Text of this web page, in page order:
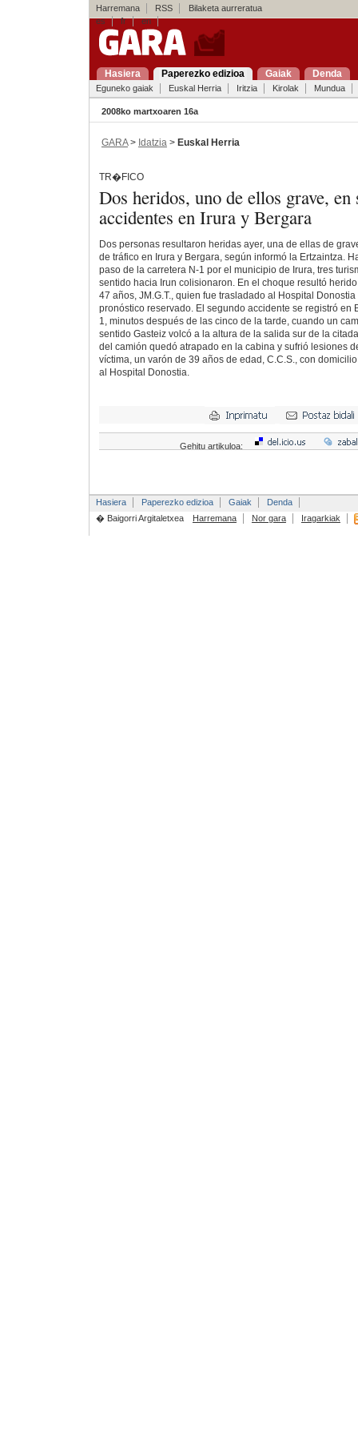
Harremana RSS
Bilaketa aurreratua
es
fr en
Hasiera Paperezko edizioa Gaiak Denda
Eguneko gaiak Euskal Herria Iritzia Kirolak Mundua
2008ko martxoaren 16a
GARA> Idatzia > Euskal Herria
TR�FICO
Dos heridos, uno de ellos grave, en
accidentes en Irura y Bergara
Dos personas resultaron heridas ayer, una de ellas de
de tráfico en Irura y Bergara, según informó la Ertzaintza.
paso de la carretera N-1 por el municipio de Irura, tres
sentido hacia Irun colisionaron. En el choque resultó
47 años, JM.G.T., quien fue trasladado al Hospital
pronóstico reservado. El segundo accidente se registró en
1, minutos después de las cinco de la tarde, cuando un
sentido Gasteiz volcó a la altura de la salida sur de la
del camión quedó atrapado en la cabina y sufrió lesiones
víctima, un varón de 39 años de edad, C.C.S., con
al Hospital Donostia.
Gehitu artikuloa:
Hasiera Paperezko edizioa Gaiak
Denda
� Baigorri Argitaletxea
Harremana Nor gara Iragarkiak